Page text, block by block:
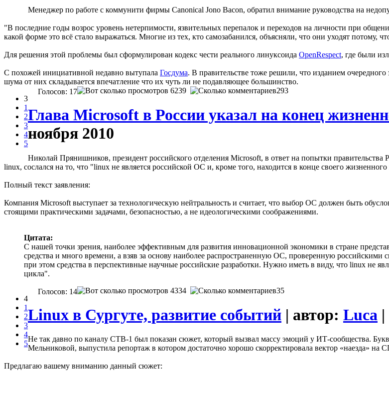
Менеджер по работе с коммунити фирмы Canonical Jono Bacon, обратил внимание руководства на
"В последние годы возрос уровень нетерпимости, язвительных перепалок и переходов на личности при
какой форме это всё стало выражаться. Многие из тех, кто самозабанился, объясняли, что они уходят потому,
Для решения этой проблемы был сформулирован кодекс чести реального линуксоида OpenRespect, где были
С похожей инициативной недавно вытупала Госдума. В правительстве тоже решили, что изданием
шума от них складывается впечатление что их чуть ли не подавляющее большинство.
3
1
2
3
4
5
Голосов: 17 6239 293
Глава Microsoft в России указал на конец
ноября 2010
Николай Прянишников, президент российского отделения Microsoft, в ответ на попытки
linux, сослался на то, что "linux не является российской ОС и, кроме того, находится в конце своего
Полный текст заявления:
Компания Microsoft выступает за технологическую нейтральность и считает, что выбор ОС должен быть
стоящими практическими задачами, безопасностью, а не идеологическими соображениями.
Цитата:
С нашей точки зрения, наиболее эффективным для развития инновационной экономики в стране
средства и много времени, а взяв за основу наиболее распространенную ОС, проверенную
при этом средства в перспективные научные российские разработки. Нужно иметь в виду, что linux не
цикла".
4
1
2
3
4
5
Голосов: 14 4334 35
Linux в Сургуте, развитие событий | автор: Luca
Не так давно по каналу СТВ-1 был показан сюжет, который вызвал массу эмоций у ИТ-сообщества.
Мельниковой, выпустила репортаж в котором достаточно хорошо скорректировала вектор «наезда»
Предлагаю вашему вниманию данный сюжет: